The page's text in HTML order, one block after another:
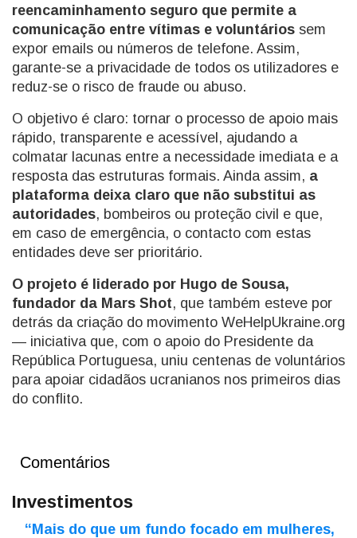
reencaminhamento seguro que permite a
comunicação entre vítimas e voluntários sem
expor emails ou números de telefone. Assim,
garante-se a privacidade de todos os utilizadores e
reduz-se o risco de fraude ou abuso.
O objetivo é claro: tornar o processo de apoio mais
rápido, transparente e acessível, ajudando a
colmatar lacunas entre a necessidade imediata e a
resposta das estruturas formais. Ainda assim, a
plataforma deixa claro que não substitui as
autoridades, bombeiros ou proteção civil e que,
em caso de emergência, o contacto com estas
entidades deve ser prioritário.
O projeto é liderado por Hugo de Sousa,
fundador da Mars Shot, que também esteve por
detrás da criação do movimento WeHelpUkraine.org
— iniciativa que, com o apoio do Presidente da
República Portuguesa, uniu centenas de voluntários
para apoiar cidadãos ucranianos nos primeiros dias
do conflito.
Comentários
Investimentos
“Mais do que um fundo focado em mulheres,